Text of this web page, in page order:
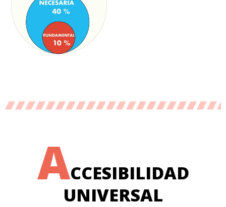
ACCESIBILIDAD
UNIVERSAL